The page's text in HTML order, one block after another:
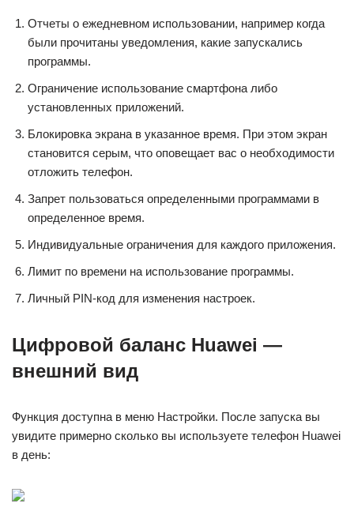
Отчеты о ежедневном использовании, например когда
были прочитаны уведомления, какие запускались
программы.
Ограничение использование смартфона либо
установленных приложений.
Блокировка экрана в указанное время. При этом экран
становится серым, что оповещает вас о необходимости
отложить телефон.
Запрет пользоваться определенными программами в
определенное время.
Индивидуальные ограничения для каждого приложения.
Лимит по времени на использование программы.
Личный PIN-код для изменения настроек.
Цифровой баланс Huawei —
внешний вид
Функция доступна в меню Настройки. После запуска вы
увидите примерно сколько вы используете телефон Huawei
в день: